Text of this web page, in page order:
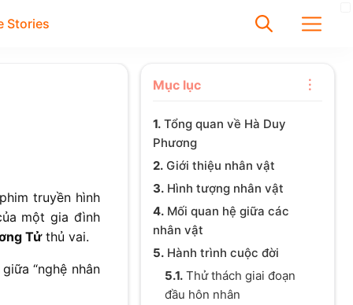
Stories
Chưa có bài viết được tìm
thấy
truyền hình
một gia đình
Tửthủ vai.
“nghệ nhân
Mục lục
1.Tổng quan về Hà Duy
Phương
2.Giới thiệu nhân vật
3.Hình tượng nhân vật
4.Mối quan hệ giữa các
nhân vật
5.Hành trình cuộc đời
5.1.Thử thách giai đoạn
đầu hôn nhân